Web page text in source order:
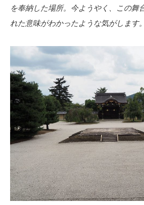
を奉納した場所。今ようやく、この舞
れた意味がわかったような気がします。